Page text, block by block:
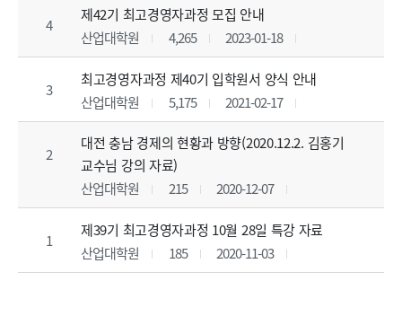
4
제42기 최고경영자과정 모집 안내
산업대학원
4,265 2023-01-18
3
최고경영자과정 제40기 입학원서 양식 안내
산업대학원
5,175 2021-02-17
2
대전 충남 경제의 현황과 방향(2020.12.2. 김홍기
교수님 강의 자료)
산업대학원
215 2020-12-07
1
제39기 최고경영자과정 10월 28일 특강 자료
산업대학원
185 2020-11-03